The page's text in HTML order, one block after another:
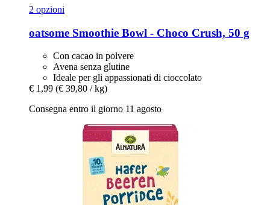
2 opzioni
oatsome Smoothie Bowl -​ Choco Crush, 50 g
Con cacao in polvere
Avena senza glutine
Ideale per gli appassionati di cioccolato
€ 1,99 (€ 39,80 / kg)
Consegna entro il giorno 11 agosto